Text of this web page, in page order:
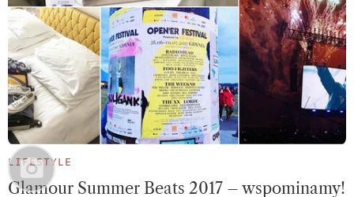
LIFESTYLE
Glamour Summer Beats 2017 – wspominamy!